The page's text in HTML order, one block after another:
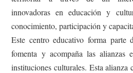
innovadoras en educación y
conocimiento, participación y
Este centro educativo forma parte
fomenta y acompaña las alianzas
instituciones culturales. Esta